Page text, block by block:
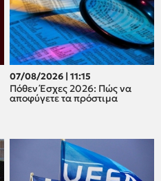
07/08/2026 | 11:15
Πόθεν Έσχες 2026: Πώς να
αποφύγετε τα πρόστιμα